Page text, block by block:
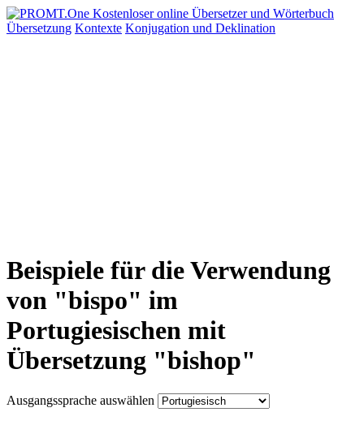
Übersetzung Kontexte Konjugation und Deklination
Beispiele für die Verwendung
von "bispo" im
Portugiesischen mit
Übersetzung "bishop"
Ausgangssprache auswählen